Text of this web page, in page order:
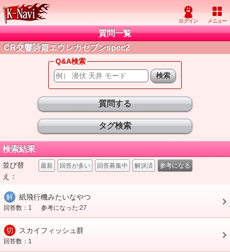
質問一覧
CR交響詩篇エウレカセブンspec2
Q&A検索
質問する
タグ検索
検索結果
並び替
え：
最新 回答が多い 回答募集中 解決済 参考になる
解 紙飛行機みたいなやつ
回答数：1 参考になった:27
切 スカイフィッシュ群
回答数：1